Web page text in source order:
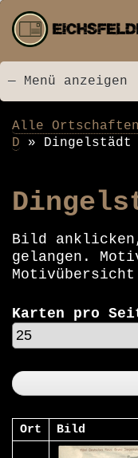
Menü
— Menü anzeigen
Startseite
Neu hinzugefügt
Postkarten
Bildarchiv
Videos
Suche
Kontakt
Links
Spende
Pfadnavigation
Alle
D
Dingelstädt
Bild
gelangen.
Karten pro
Ort Bild